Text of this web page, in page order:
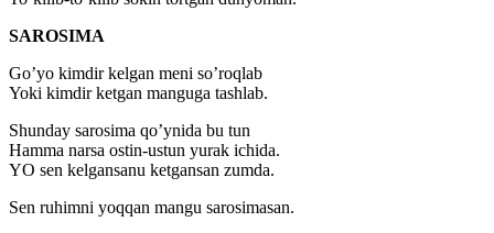
SAROSIMA
Go’yo kimdir kelgan meni so’roqlab
Yoki kimdir ketgan manguga tashlab.
Shunday sarosima qo’ynida bu tun
Hamma narsa ostin-ustun yurak ichida.
YO sen kelgansanu ketgansan zumda.
Sen ruhimni yoqqan mangu sarosimasan.